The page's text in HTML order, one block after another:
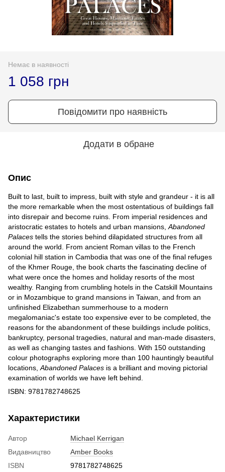
Немає в наявності
1 058 грн
Повідомити про наявність
Додати в обране
Опис
Built to last, built to impress, built with style and grandeur - it is all
the more remarkable when the most ostentatious of buildings fall
into disrepair and become ruins. From imperial residences and
aristocratic estates to hotels and urban mansions, Abandoned
Palaces tells the stories behind dilapidated structures from all
around the world. From ancient Roman villas to the French
colonial hill station in Cambodia that was one of the final refuges
of the Khmer Rouge, the book charts the fascinating decline of
what were once the homes and holiday resorts of the most
wealthy. Ranging from crumbling hotels in the Catskill Mountains
or in Mozambique to grand mansions in Taiwan, and from an
unfinished Elizabethan summerhouse to a modern
megalomaniac's estate too expensive ever to be completed, the
reasons for the abandonment of these buildings include politics,
bankruptcy, personal tragedies, natural and man-made disasters,
as well as changing tastes and fashions. With 150 outstanding
colour photographs exploring more than 100 hauntingly beautiful
locations, Abandoned Palaces is a brilliant and moving pictorial
examination of worlds we have left behind.
ISBN: 9781782748625
Характеристики
Автор
Michael Kerrigan
Видавництво
Amber Books
ISBN
9781782748625